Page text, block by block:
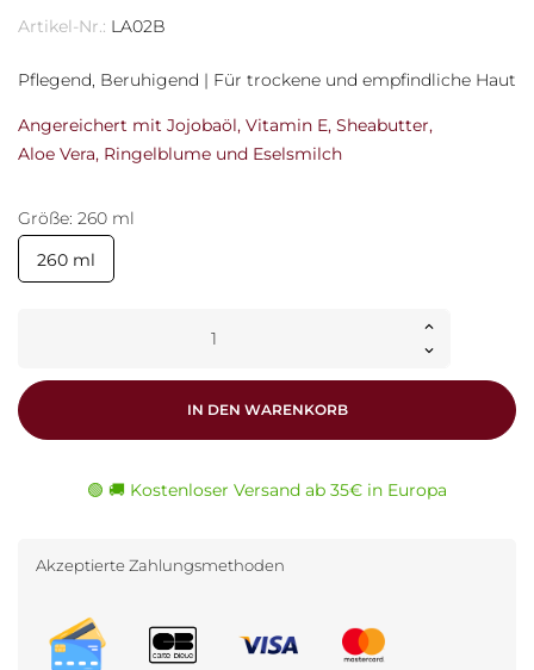
Artikel-Nr.: LA02B
Pflegend, Beruhigend | Für trockene und empfindliche Haut
Angereichert mit Jojobaöl, Vitamin E, Sheabutter,
Aloe Vera, Ringelblume und Eselsmilch
Größe: 260 ml
260 ml
IN DEN WARENKORB
🟢 🚚 Kostenloser Versand ab 35€ in Europa
Akzeptierte Zahlungsmethoden